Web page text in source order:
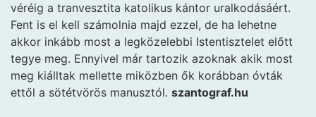
véréig a tranvesztita katolikus kántor uralkodásáért.
Fent is el kell számolnia majd ezzel, de ha lehetne
akkor inkább most a legközelebbi Istentisztelet előtt
tegye meg. Ennyivel már tartozik azoknak akik most
meg kiálltak mellette miközben ők korábban óvták
ettől a sötétvörös manusztól. szantograf.hu